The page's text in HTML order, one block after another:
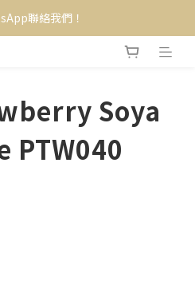
聯絡我們！
Soya
PTW040